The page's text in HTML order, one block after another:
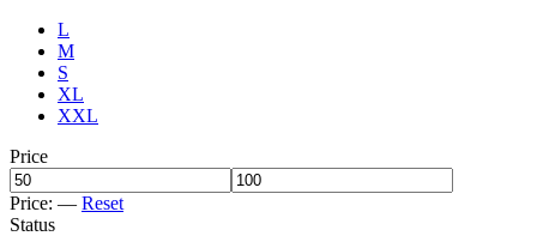
L
M
S
XL
XXL
Price
Price: — Reset
Status